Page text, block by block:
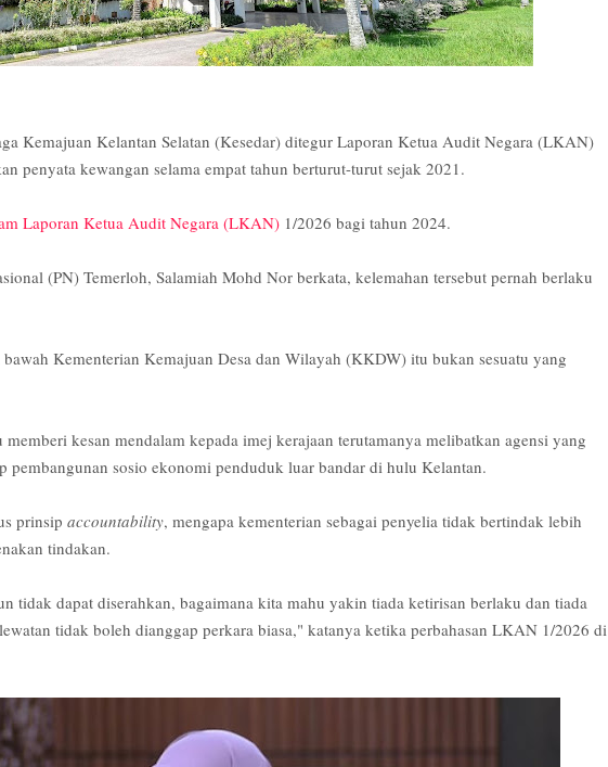
Kemajuan Kelantan Selatan (Kesedar) ditegur Laporan Ketua Audit Negara (LKAN)
penyata kewangan selama empat tahun berturut-turut sejak 2021.
Laporan Ketua Audit Negara (LKAN) 1/2026 bagi tahun 2024.
(PN) Temerloh, Salamiah Mohd Nor berkata, kelemahan tersebut pernah berlaku
Kementerian Kemajuan Desa dan Wilayah (KKDW) itu bukan sesuatu yang
kesan mendalam kepada imej kerajaan terutamanya melibatkan agensi yang
pembangunan sosio ekonomi penduduk luar bandar di hulu Kelantan.
prinsip accountability, mengapa kementerian sebagai penyelia tidak bertindak lebih
tindakan.
tidak dapat diserahkan, bagaimana kita mahu yakin tiada ketirisan berlaku dan tiada
tidak boleh dianggap perkara biasa," katanya ketika perbahasan LKAN 1/2026 di